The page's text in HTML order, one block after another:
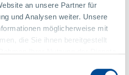
an unsere Partner für
und Analysen weiter. Unsere
möglicherweise mit
die Sie ihnen bereitgestellt